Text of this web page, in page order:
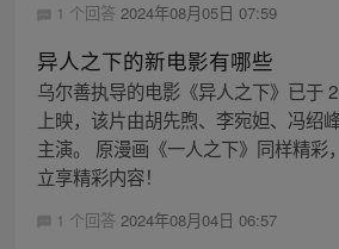
1 个回答 2024年08月05日 07:59
异人之下的新电影有哪些
乌尔善执导的电影《异人之下》已于
上映，该片由胡先煦、李宛妲、冯绍
主演。 原漫画《一人之下》同样精彩
立享精彩内容！
1 个回答 2024年08月04日 06:57